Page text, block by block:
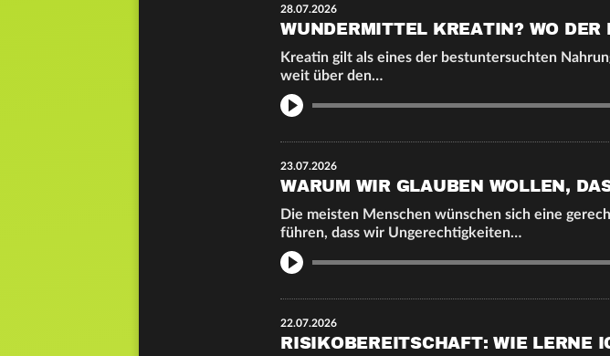
28.07.2026
WUNDERMITTEL KREATIN? WO
Kreatin gilt als eines der bestuntersuchten
weit über den…
23.07.2026
WARUM WIR GLAUBEN WOLLEN,
Die meisten Menschen wünschen sich eine
führen, dass wir Ungerechtigkeiten…
22.07.2026
RISIKOBEREITSCHAFT: WIE LERNE